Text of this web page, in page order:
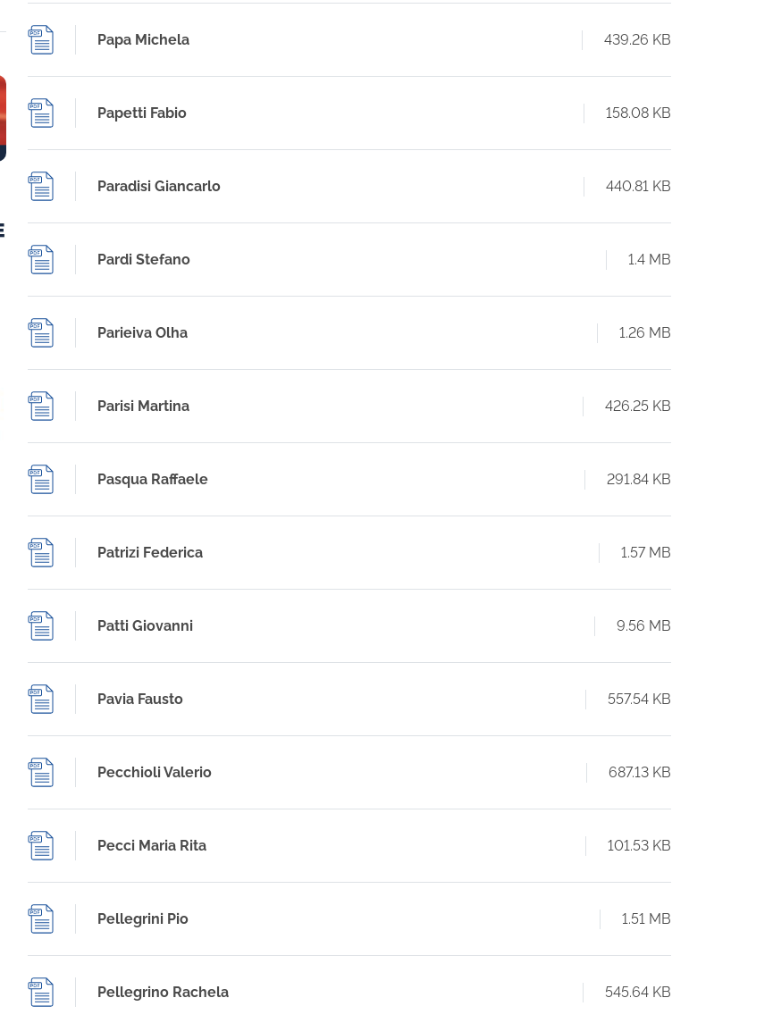
Papa Michela 439.26 KB
Papetti Fabio 158.08 KB
Paradisi Giancarlo 440.81 KB
Pardi Stefano 1.4 MB
Parieiva Olha 1.26 MB
Parisi Martina 426.25 KB
Pasqua Raffaele 291.84 KB
Patrizi Federica 1.57 MB
Patti Giovanni 9.56 MB
Pavia Fausto 557.54 KB
Pecchioli Valerio 687.13 KB
Pecci Maria Rita 101.53 KB
Pellegrini Pio 1.51 MB
Pellegrino Rachela 545.64 KB